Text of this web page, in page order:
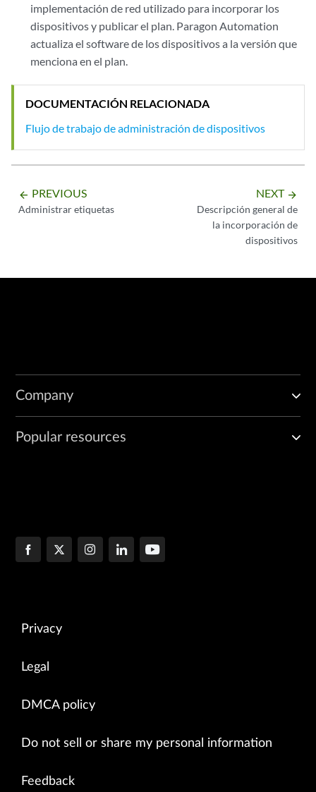
implementación de red utilizado para incorporar los
dispositivos y publicar el plan. Paragon Automation
actualiza el software de los dispositivos a la versión que
menciona en el plan.
DOCUMENTACIÓN RELACIONADA
Flujo de trabajo de administración de dispositivos
arrow_backward PREVIOUS
Administrar etiquetas
NEXT arrow_forward
Descripción general de
la incorporación de
dispositivos
Company
Popular resources
Privacy
Legal
DMCA policy
Do not sell or share my personal information
Feedback